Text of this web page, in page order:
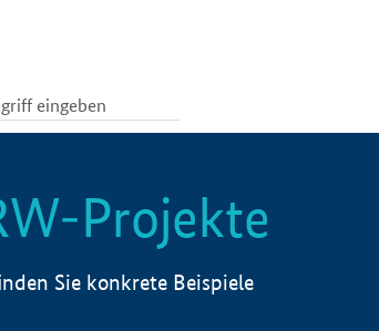
Projekte
Sie konkrete Beispiele